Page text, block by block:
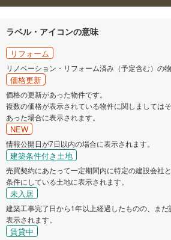
ラベル・アイコンの意味
リフォーム
リノベーション・リフォーム済み（予定含む）の
価格更新
価格の更新があった物件です。
複数の価格が表示されている物件に関しましては
あった場合に表示されます。
NEW
情報公開日が7日以内の場合に表示されます。
建築条件付き土地
売買契約にあたって一定期間内に特定の建設会社
条件にしている土地に表示されます。
未入居
建築工事完了日から1年以上経過したものの、ま
表示されます。
賃貸中